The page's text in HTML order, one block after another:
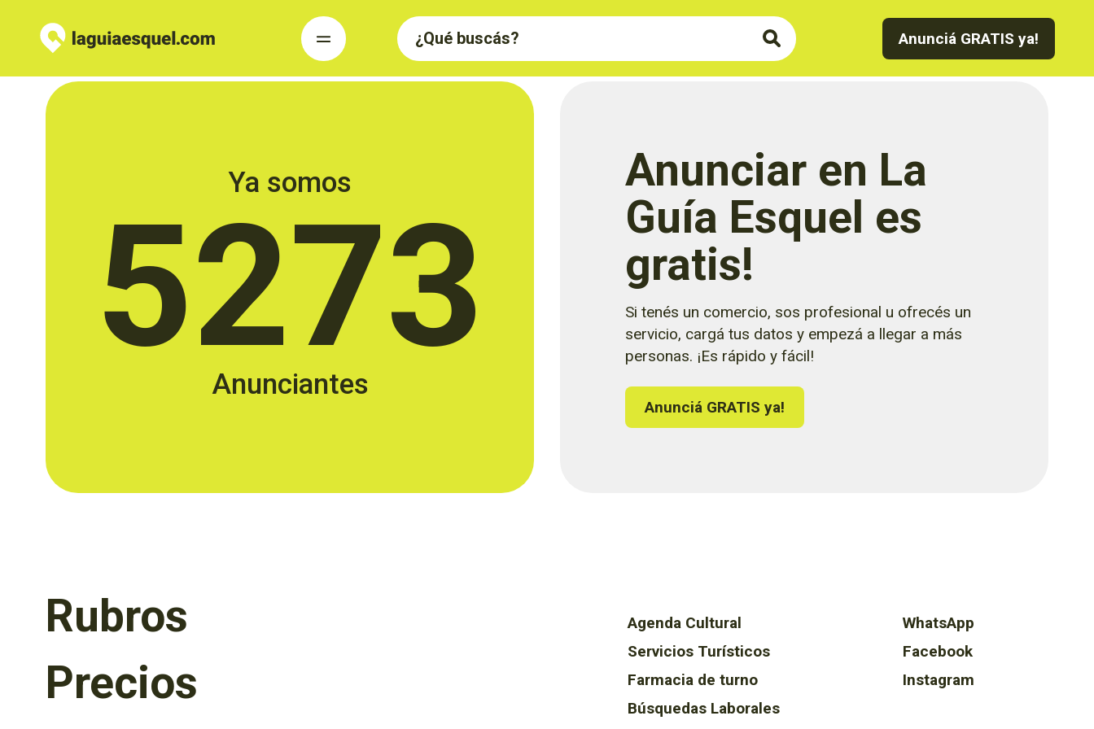
Anunciá GRATIS ya!
Ya somos
5273
Anunciantes
Anunciar en La
Guía Esquel es
gratis!
Si tenés un comercio, sos profesional u ofrecés un
servicio, cargá tus datos y empezá a llegar a más
personas. ¡Es rápido y fácil!
Anunciá GRATIS ya!
Rubros
Precios
Agenda Cultural
Servicios Turísticos
Farmacia de turno
Búsquedas Laborales
WhatsApp
Facebook
Instagram